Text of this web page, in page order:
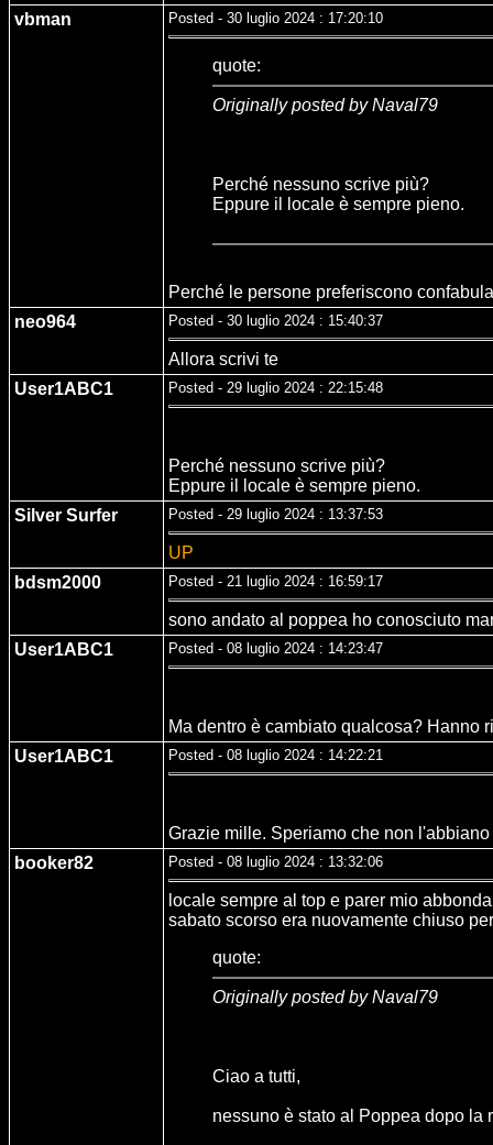
vbman
Posted - 30 luglio 2024 : 17:20:10
quote:
Originally posted by Naval79
Perché nessuno scrive più?
Eppure il locale è sempre pieno.
Perché le persone preferiscono
neo964
Posted - 30 luglio 2024 : 15:40:37
Allora scrivi te
User1ABC1
Posted - 29 luglio 2024 : 22:15:48
Perché nessuno scrive più?
Eppure il locale è sempre pieno.
Silver Surfer
Posted - 29 luglio 2024 : 13:37:53
UP
bdsm2000
Posted - 21 luglio 2024 : 16:59:17
sono andato al poppea ho conosciuto
User1ABC1
Posted - 08 luglio 2024 : 14:23:47
Ma dentro è cambiato qualcosa? Hanno
User1ABC1
Posted - 08 luglio 2024 : 14:22:21
Grazie mille. Speriamo che non
booker82
Posted - 08 luglio 2024 : 13:32:06
locale sempre al top e parer mio
sabato scorso era nuovamente chiuso
quote:
Originally posted by Naval79
Ciao a tutti,
nessuno è stato al Poppea dopo la